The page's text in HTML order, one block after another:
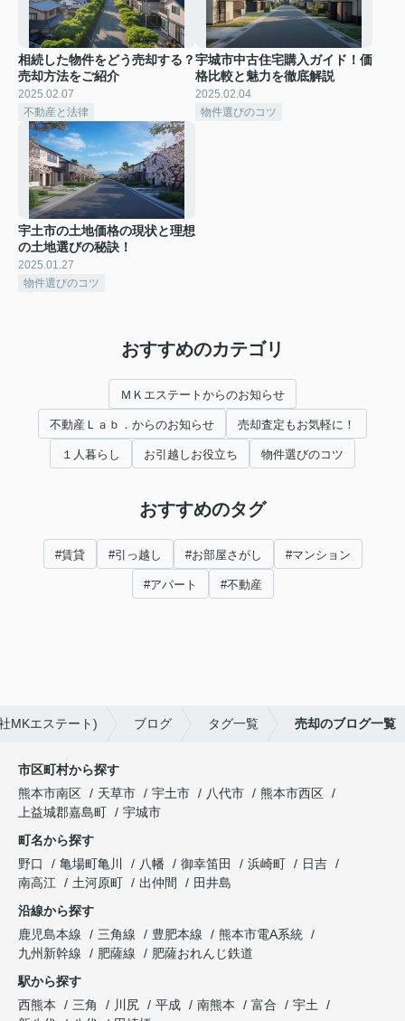
相続した物件をどう売却する？
売却方法をご紹介
2025.02.07
不動産と法律
宇城市中古住宅購入ガイド！価
格比較と魅力を徹底解説
2025.02.04
物件選びのコツ
宇土市の土地価格の現状と理想
の土地選びの秘訣！
2025.01.27
物件選びのコツ
おすすめのカテゴリ
ＭＫエステートからのお知らせ
不動産Ｌａｂ．からのお知らせ 売却査定もお気軽に！
１人暮らし お引越しお役立ち 物件選びのコツ
おすすめのタグ
#賃貸 #引っ越し #お部屋さがし #マンション
#アパート #不動産
MKエステート) ブログ タグ一覧 売却のブログ一覧
市区町村から探す
熊本市南区
天草市 宇土市 八代市
熊本市西区
上益城郡嘉島町
宇城市
町名から探す
野口
亀場町亀川 八幡 御幸笛田 浜崎町
日吉
南高江
土河原町 出仲間
田井島
沿線から探す
鹿児島本線
三角線 豊肥本線
熊本市電A系統
九州新幹線
肥薩線
肥薩おれんじ鉄道
駅から探す
西熊本
三角 川尻 平成 南熊本 富合
宇土